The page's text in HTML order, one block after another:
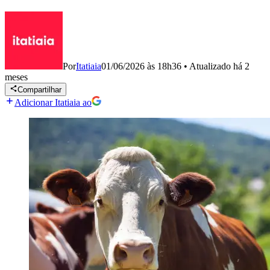
PorItatiaia01/06/2026 às 18h36 • Atualizado há 2
meses
Compartilhar
Adicionar Itatiaia ao